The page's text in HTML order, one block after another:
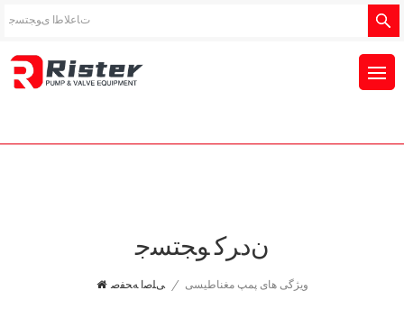
ﻥﺩﺮﮐ ﻮﺠﺘﺴﺟ
ﯽﻠﺻﺍ ﻪﺤﻔﺻ / ویژگی های پمپ مغناطیسی